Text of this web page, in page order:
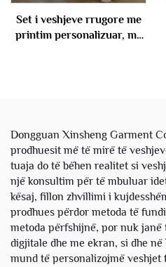
Set i veshjeve rrugore me
printim personalizuar, me
Dongguan Xinsheng Garment
prodhuesit më të mirë të
tuaja do të bëhen realitet si
një konsultim për të mbuluar
kësaj, fillon zhvillimi i
prodhues përdor metoda të
metoda përfshijnë, por nuk
digjitale dhe me ekran, si dhe
mund të personalizojmë